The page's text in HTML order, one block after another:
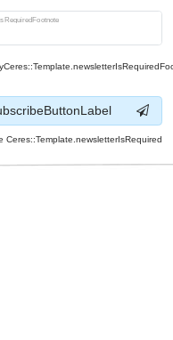
Ceres::Template.newsletterIsRequired